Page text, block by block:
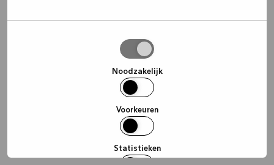
Noodzakelijk
Voorkeuren
Statistieken